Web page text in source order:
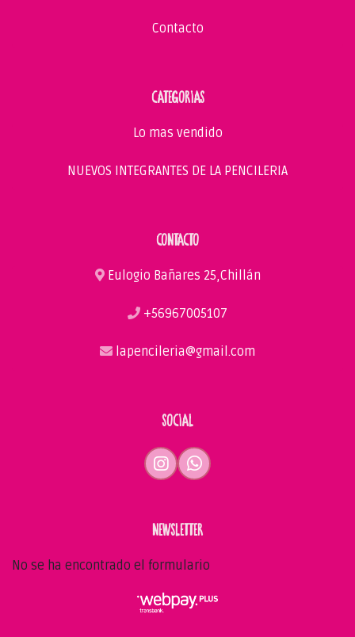
Contacto
CATEGORIAS
Lo mas vendido
NUEVOS INTEGRANTES DE LA PENCILERIA
CONTACTO
Eulogio Bañares 25,Chillán
+56967005107
lapencileria@gmail.com
SOCIAL
NEWSLETTER
No se ha encontrado el formulario